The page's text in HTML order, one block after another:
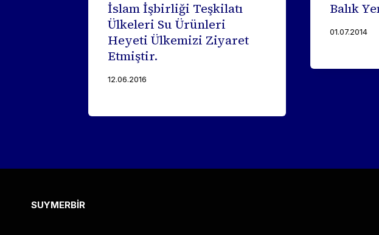
İslam İşbirliği Teşkilatı
Ülkeleri Su Ürünleri
Heyeti Ülkemizi Ziyaret
Etmiştir.
12.06.2016
Balık
01.07.2014
SUYMERBİR